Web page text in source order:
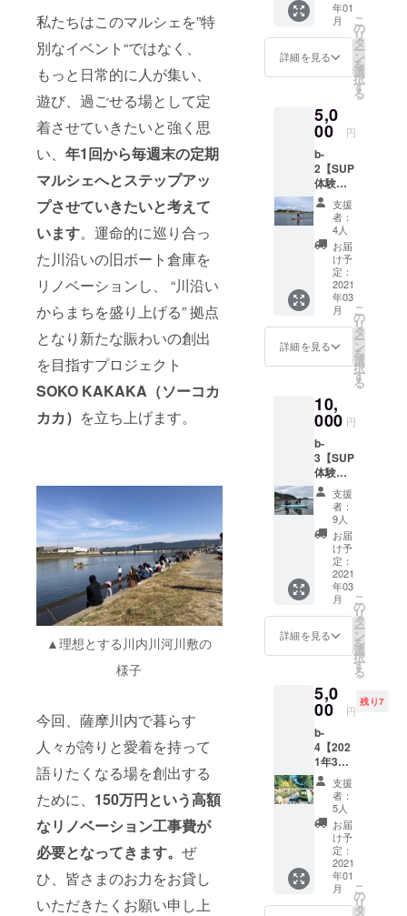
私たちはこのマルシェを”特
別なイベント“ではなく、
もっと日常的に人が集い、
遊び、過ごせる場として定
着させていきたいと強く思
い、 年1回から毎週末の定期
マルシェへとステップアッ
プさせていきたいと考えて
います。運命的に巡り合っ
た川沿いの旧ボート倉庫を
リノベーションし、 “川沿い
からまちを盛り上げる” 拠点
となり新たな賑わいの創出
を目指すプロジェクト
SOKO KAKAKA（ソーコカ
カカ） を立ち上げます。
▲理想とする川内川河川敷の
様子
今回、薩摩川内で暮らす
人々が誇りと愛着を持って
語りたくなる場を創出する
ために、 150万円という高額
なリノベーション工事費が
必要となってきます。 ぜ
ひ、皆さまのお力をお貸し
いただきたくお願い申し上
ので以
下のプ
ンから
選択く
舗での
受け取
りは、
オープ
ン後
（2021
年2月を
予定）
から6ヶ
月間を
受取期
限とさ
せてい
ただき
ます。
い。 *有
効期限
は、チ
ケット
ら1年と
させて
す。 *受
け取り
は、郵
送もし
くは店
舗での
受け取
りの選
択が可
能です
ので以
下のプ
ンから
選択く
舗での
受け取
りは、
オープ
ン後
（2021
年2月を
予定）
から6ヶ
月間を
受取期
限とさ
せてい
ただき
ます。
変嬉し
いで
す。 *施
設内の
す。 *チ
ケット
金額を
下回る
商品を
購入し
た場
合、お
釣りは
出ませ
んので
ご注意
くださ
い。 *有
効期限
は、チ
ケット
ら1年と
させて
す。 *受
け取り
は、郵
送もし
くは店
舗での
受け取
りの選
択が可
能です
ので以
下のプ
ンから
選択く
舗での
受け取
りは、
オープ
ン後
（2021
年2月を
予定）
から6ヶ
月間を
受取期
限とさ
せてい
ただき
ます。
分）】
開催日
２０２
１／４
／１６
（金）
００〜
SOKO
KAKAK
Aでライ
ブを行
いま
す！！
お酒を
片手
に、河
川敷の
倉庫に
響き渡
る音楽
を一緒
に楽し
みませ
ティス
トは
「The
Honest
」 マン
ドリ
ン・テ
ナーバ
ジョー
（福留
陽介）/
アコー
ディオ
ン（上
山紘
子）/ア
ター
（西 聖
ウッド
ベース
（上山
大輔）
４人に
よるバ
ンドで
す。主
に、ア
イリッ
シュ
ミュー
年01
月
詳細を見る
こ
の
リ
タ
ー
ン
を
選
択
す
る
5,0
00 円
b-
2【SUP
体験（1
名様
分）チ
ケッ
ト】 つ
いに
2021年
4月から
川内川
でSUP
が誰で
も体験
できま
す！ 保
SUP用
具一
式・ラ
イフ
ジャ
ケット
込みと
なりま
す。 ご
協力
「JOY
」様 ※
ご支援
をして
いただ
く際
に、ど
乗せ支
援』を
するこ
とがで
きま
す。 ご
都合許
す場合
は、リ
ターン
の額に
上乗せ
して、
ご支援
頂けま
すと大
支援
者：
4人
お届
け予
定：
2021
年03
月
詳細を見る
こ
の
リ
タ
ー
ン
を
選
択
す
る
10,
000 円
b-
3【SUP
体験（2
名様
分）チ
ケッ
ト】 つ
いに
2021年
4月から
川内川
でSUP
が誰で
も体験
できま
す！ 保
SUP用
具一
式・ラ
イフ
ジャ
ケット
込みと
なりま
す。 ご
協力
「JOY
」様 ※
ご支援
をして
いただ
く際
支援
者：
9人
お届
け予
定：
2021
年03
月
詳細を見る
こ
の
リ
タ
ー
ン
を
選
択
す
る
5,0
00 円
残り7
b-
4【202
1年3月
20日開
催予
定！川
内川テ
ントサ
ウナ体
験1名様
分チ
ケッ
ト】 サ
支援
者：
5人
お届
け予
定：
2021
年01
月
こ
の
リ
タ